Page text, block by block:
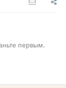
первым.